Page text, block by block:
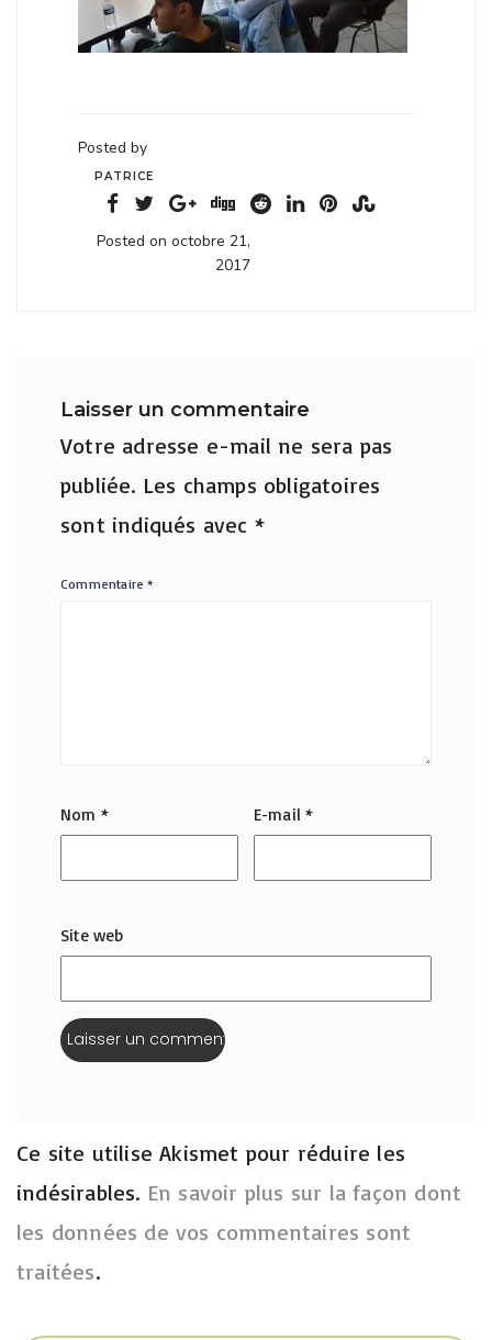
Posted by
PATRICE
Posted on octobre 21,
2017
Laisser un commentaire
Votre adresse e-mail ne sera pas
publiée. Les champs obligatoires
sont indiqués avec *
Commentaire*
Nom * E-mail*
Site web
Ce site utilise Akismet pour réduire les
indésirables. En savoir plus sur la façon dont
les données de vos commentaires sont
traitées.